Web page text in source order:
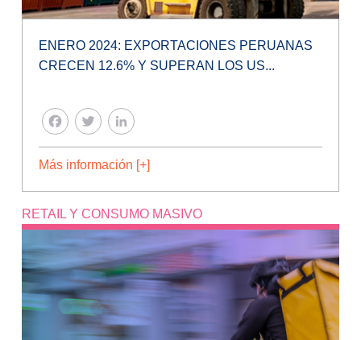
ENERO 2024: EXPORTACIONES PERUANAS
CRECEN 12.6% Y SUPERAN LOS US...
FACEBOOK
TWITTER
Más información [+]
RETAIL Y CONSUMO MASIVO